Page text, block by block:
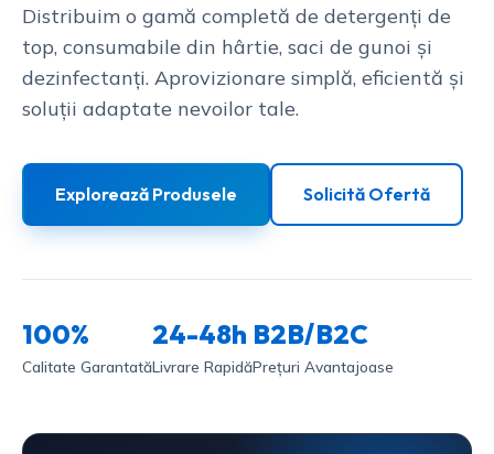
Distribuim o gamă completă de detergenți de
top, consumabile din hârtie, saci de gunoi și
dezinfectanți. Aprovizionare simplă, eficientă și
soluții adaptate nevoilor tale.
Explorează Produsele Solicită Ofertă
100%
Calitate Garantată
24-48h
Livrare Rapidă
B2B/B2C
Prețuri Avantajoase